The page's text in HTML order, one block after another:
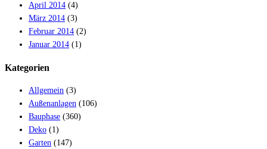
April 2014 (4)
März 2014 (3)
Februar 2014 (2)
Januar 2014 (1)
Kategorien
Allgemein (3)
Außenanlagen (106)
Bauphase (360)
Deko (1)
Garten (147)